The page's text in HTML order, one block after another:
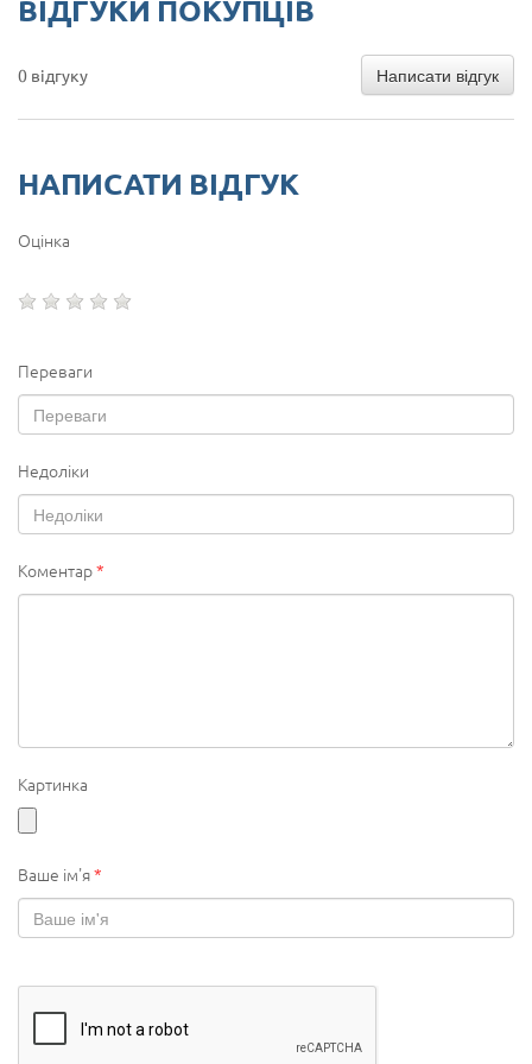
ВІДГУКИ ПОКУПЦІВ
0 відгуку Написати відгук
НАПИСАТИ ВІДГУК
Оцінка
Переваги
Недоліки
Коментар*
Картинка
Ваше ім'я*